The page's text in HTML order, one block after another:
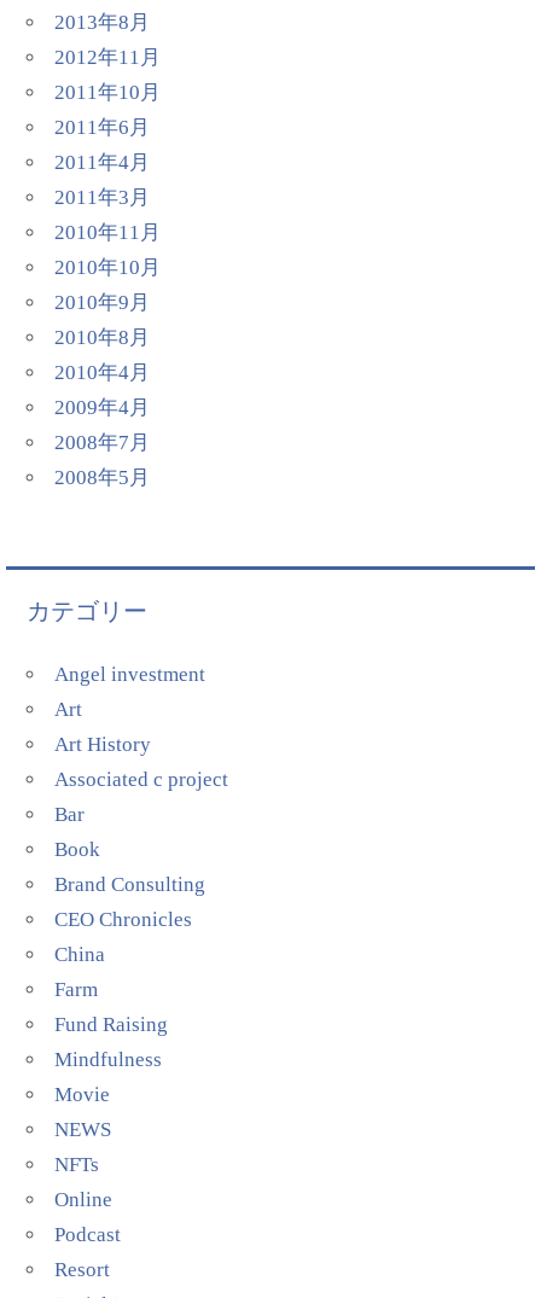
2013年8月
2012年11月
2011年10月
2011年6月
2011年4月
2011年3月
2010年11月
2010年10月
2010年9月
2010年8月
2010年4月
2009年4月
2008年7月
2008年5月
カテゴリー
Angel investment
Art
Art History
Associated c project
Bar
Book
Brand Consulting
CEO Chronicles
China
Farm
Fund Raising
Mindfulness
Movie
NEWS
NFTs
Online
Podcast
Resort